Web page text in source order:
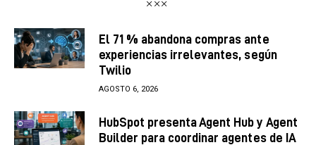
El 71 % abandona compras ante
experiencias irrelevantes, según
Twilio
AGOSTO 6, 2026
HubSpot presenta Agent Hub y Agent
Builder para coordinar agentes de IA